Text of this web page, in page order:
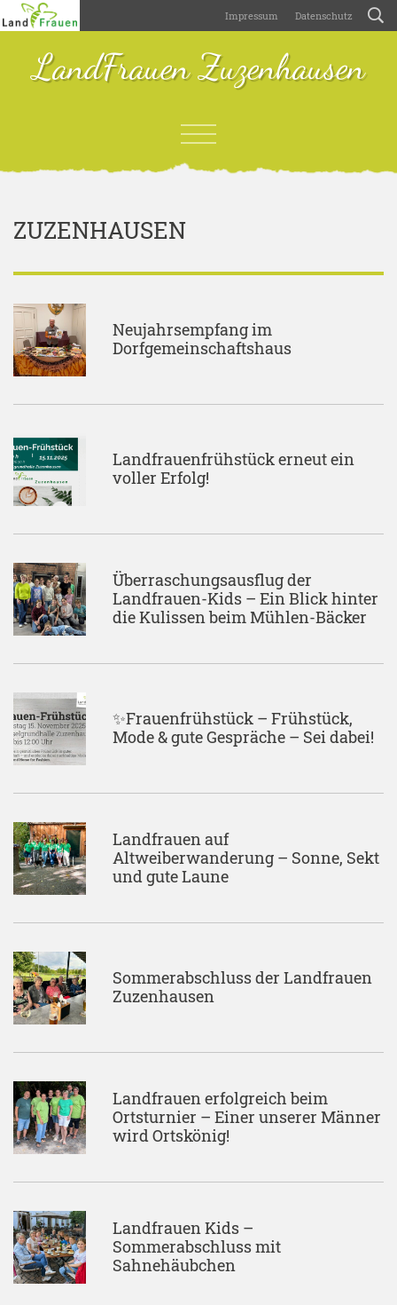
Impressum Datenschutz
LandFrauen Zuzenhausen
ZUZENHAUSEN
Neujahrsempfang im
Dorfgemeinschaftshaus
Landfrauenfrühstück erneut ein
voller Erfolg!
Überraschungsausflug der
Landfrauen-Kids – Ein Blick hinter
die Kulissen beim Mühlen-Bäcker
✨Frauenfrühstück – Frühstück,
Mode & gute Gespräche – Sei dabei!
Landfrauen auf
Altweiberwanderung – Sonne, Sekt
und gute Laune
Sommerabschluss der Landfrauen
Zuzenhausen
Landfrauen erfolgreich beim
Ortsturnier – Einer unserer Männer
wird Ortskönig!
Landfrauen Kids –
Sommerabschluss mit
Sahnehäubchen